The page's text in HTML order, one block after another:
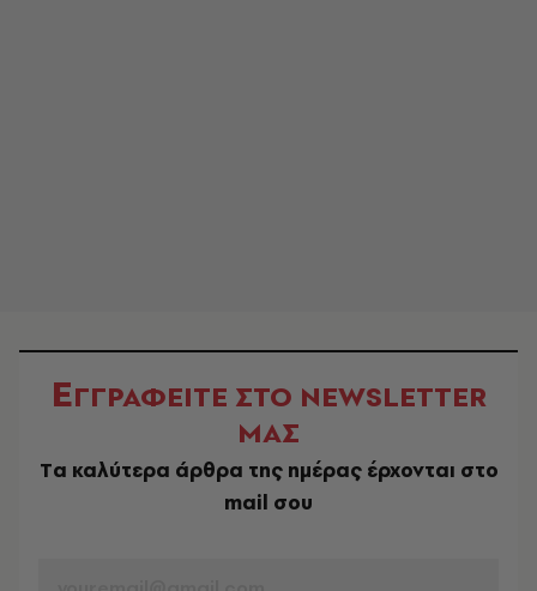
ΕΓΓΡΑΦΕΙΤΕ ΣΤΟ NEWSLETTER
ΜΑΣ
Tα καλύτερα άρθρα της ημέρας έρχονται στο
mail σου